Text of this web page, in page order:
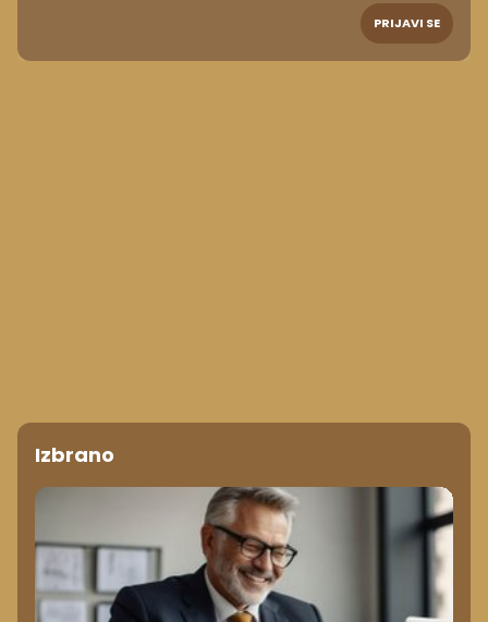
PRIJAVI SE
Izbrano